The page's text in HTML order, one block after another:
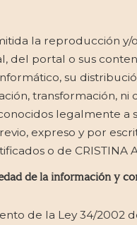
la reproducción y/
del portal o sus
su
transformación, ni
legalmente a
expreso y por
o de CRISTINA
de la información y
de la Ley 34/2002